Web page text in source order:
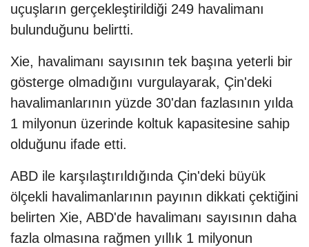
uçuşların gerçekleştirildiği 249 havalimanı
bulunduğunu belirtti.
Xie, havalimanı sayısının tek başına yeterli bir
gösterge olmadığını vurgulayarak, Çin'deki
havalimanlarının yüzde 30'dan fazlasının yılda
1 milyonun üzerinde koltuk kapasitesine sahip
olduğunu ifade etti.
ABD ile karşılaştırıldığında Çin'deki büyük
ölçekli havalimanlarının payının dikkati çektiğini
belirten Xie, ABD'de havalimanı sayısının daha
fazla olmasına rağmen yıllık 1 milyonun